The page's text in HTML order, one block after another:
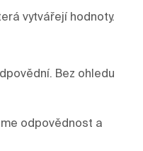
vytvářejí hodnoty.
Bez ohledu
odpovědnost a